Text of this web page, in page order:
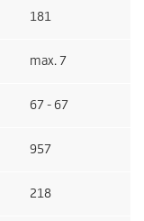
181
max. 7
67 - 67
957
218